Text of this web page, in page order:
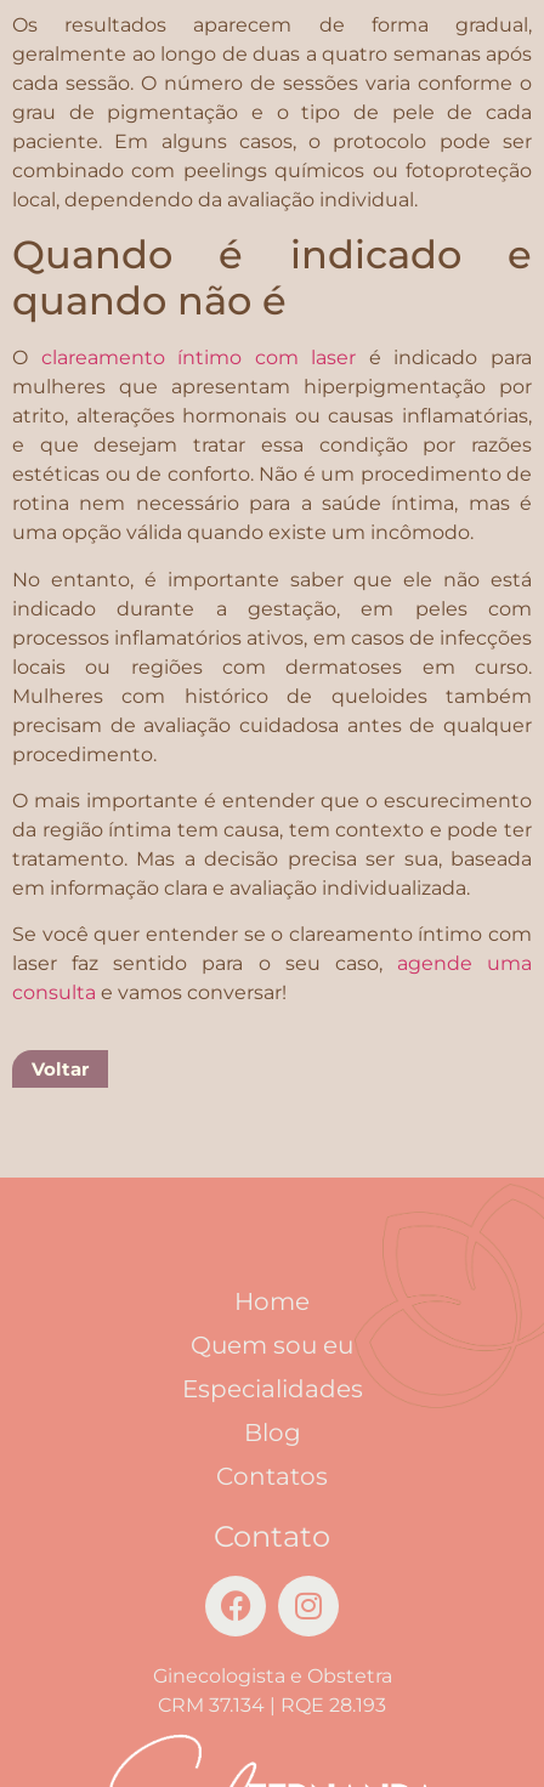
Os resultados aparecem de forma gradual,
geralmente ao longo de duas a quatro semanas após
cada sessão. O número de sessões varia conforme o
grau de pigmentação e o tipo de pele de cada
paciente. Em alguns casos, o protocolo pode ser
combinado com peelings químicos ou fotoproteção
local, dependendo da avaliação individual.
Quando é indicado e
quando não é
O clareamento íntimo com laser é indicado para
mulheres que apresentam hiperpigmentação por
atrito, alterações hormonais ou causas inflamatórias,
e que desejam tratar essa condição por razões
estéticas ou de conforto. Não é um procedimento de
rotina nem necessário para a saúde íntima, mas é
uma opção válida quando existe um incômodo.
No entanto, é importante saber que ele não está
indicado durante a gestação, em peles com
processos inflamatórios ativos, em casos de infecções
locais ou regiões com dermatoses em curso.
Mulheres com histórico de queloides também
precisam de avaliação cuidadosa antes de qualquer
procedimento.
O mais importante é entender que o escurecimento
da região íntima tem causa, tem contexto e pode ter
tratamento. Mas a decisão precisa ser sua, baseada
em informação clara e avaliação individualizada.
Se você quer entender se o clareamento íntimo com
laser faz sentido para o seu caso, agende uma
consulta e vamos conversar!
Voltar
Home
Quem sou eu
Especialidades
Blog
Contatos
Contato
Ginecologista e Obstetra
CRM 37.134 | RQE 28.193